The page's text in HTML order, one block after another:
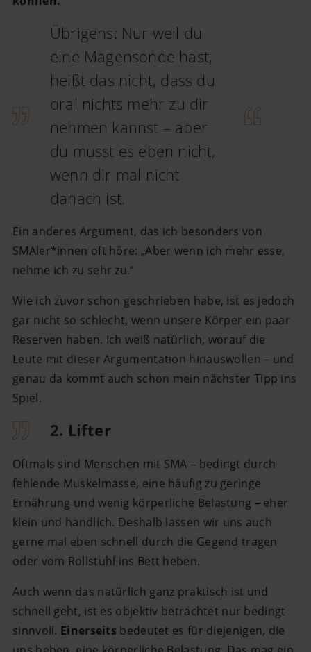
Übrigens: Nur weil du
eine Magensonde hast,
heißt das nicht, dass du
oral nichts mehr zu dir
nehmen kannst – aber
du musst es eben nicht,
wenn dir mal nicht
danach ist.
Ein anderes Argument, das ich besonders von
SMAler*innen oft höre: „Aber wenn ich mehr esse,
nehme ich zu sehr zu.“
Wie ich zuvor schon geschrieben habe, ist es jedoch
gar nicht so schlecht, wenn unsere Körper ein paar
Reserven haben. Ich weiß natürlich, worauf die
Leute mit dieser Argumentation hinauswollen – und
genau da kommt auch schon mein nächster Tipp ins
Spiel.
2. Lifter
Oftmals sind Menschen mit SMA – bedingt durch
fehlende Muskelmasse, eine häufig zu geringe
Ernährung und wenig körperliche Belastung – eher
klein und handlich. Deshalb lassen wir uns auch
gerne mal eben schnell durch die Gegend tragen
oder vom Rollstuhl ins Bett heben.
Auch wenn das natürlich ganz praktisch ist und
schnell geht, ist es objektiv betrachtet nur bedingt
sinnvoll. Einerseits bedeutet es für diejenigen, die